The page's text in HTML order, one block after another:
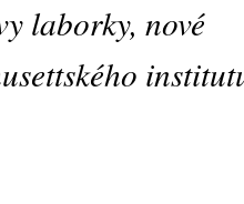
laborky, nové